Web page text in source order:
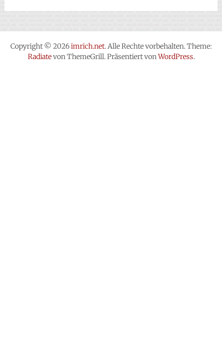
Copyright © 2026imrich.net. Alle Rechte vorbehalten. Theme:
Radiatevon ThemeGrill. Präsentiert vonWordPress.